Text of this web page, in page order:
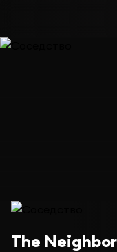
Сериал Соседство —
The